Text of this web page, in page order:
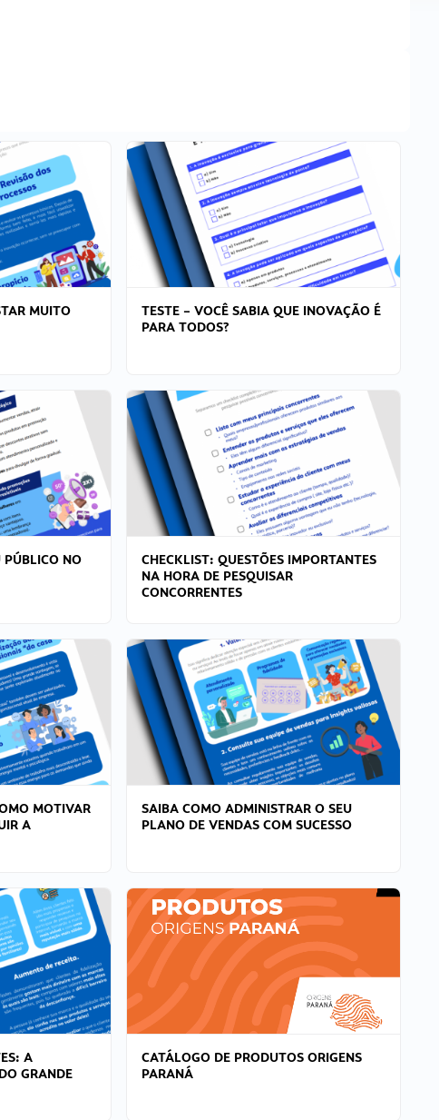
MUITO
TESTE – VOCÊ SABIA QUE INOVAÇÃO É
PARA TODOS?
PÚBLICO NO
CHECKLIST: QUESTÕES IMPORTANTES
NA HORA DE PESQUISAR
CONCORRENTES
MOTIVAR
A
SAIBA COMO ADMINISTRAR O SEU
PLANO DE VENDAS COM SUCESSO
A
GRANDE
CATÁLOGO DE PRODUTOS ORIGENS
PARANÁ